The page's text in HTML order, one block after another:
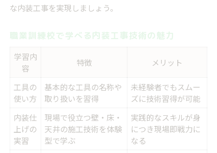
な内装工事を実現しましょう。
職業訓練校で学べる内装工事技術の魅力
学習内
容
特徴 メリット
工具の
使い方
基本的な工具の名称や
取り扱いを習得
未経験者でもスムー
ズに技術習得が可能
内装仕
上げの
実習
現場で役立つ壁・床・
天井の施工技術を体験
型で学ぶ
実践的なスキルが身
につき現場即戦力に
なる